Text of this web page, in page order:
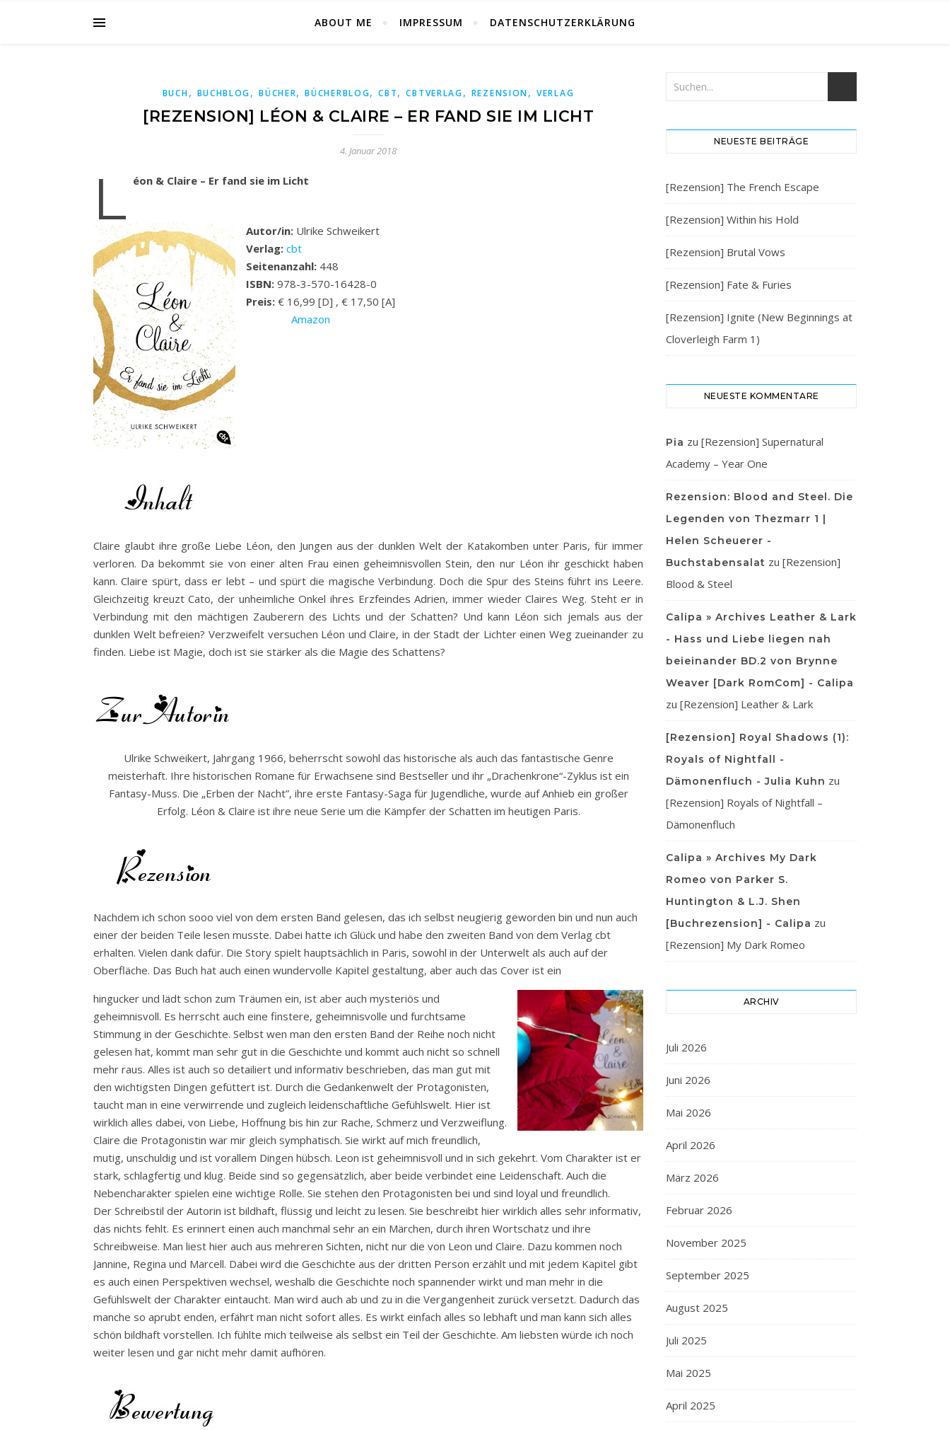
ABOUT ME IMPRESSUM DATENSCHUTZERKLÄRUNG
BUCH, BUCHBLOG,BÜCHER,BÜCHERBLOG,CBT,CBTVERLAG, REZENSION,VERLAG
[REZENSION] LÉON & CLAIRE – ER FAND SIE IM LICHT
4. Januar 2018
L éon & Claire – Er fand sie im Licht
Autor/in: Ulrike Schweikert
Verlag: cbt
Seitenanzahl: 448
ISBN: 978-3-570-16428-0
Preis: € 16,99 [D] , € 17,50 [A]
Amazon
Claire glaubt ihre große Liebe Léon, den Jungen aus der dunklen Welt der Katakomben unter Paris, für immer
verloren. Da bekommt sie von einer alten Frau einen geheimnisvollen Stein, den nur Léon ihr geschickt haben
kann. Claire spürt, dass er lebt – und spürt die magische Verbindung. Doch die Spur des Steins führt ins Leere.
Gleichzeitig kreuzt Cato, der unheimliche Onkel ihres Erzfeindes Adrien, immer wieder Claires Weg. Steht er in
Verbindung mit den mächtigen Zauberern des Lichts und der Schatten? Und kann Léon sich jemals aus der
dunklen Welt befreien? Verzweifelt versuchen Léon und Claire, in der Stadt der Lichter einen Weg zueinander zu
finden. Liebe ist Magie, doch ist sie stärker als die Magie des Schattens?
Ulrike Schweikert, Jahrgang 1966, beherrscht sowohl das historische als auch das fantastische Genre
meisterhaft. Ihre historischen Romane für Erwachsene sind Bestseller und ihr „Drachenkrone“-Zyklus ist ein
Fantasy-Muss. Die „Erben der Nacht”, ihre erste Fantasy-Saga für Jugendliche, wurde auf Anhieb ein großer
Erfolg. Léon & Claire ist ihre neue Serie um die Kämpfer der Schatten im heutigen Paris.
Nachdem ich schon sooo viel von dem ersten Band gelesen, das ich selbst neugierig geworden bin und nun auch
einer der beiden Teile lesen musste. Dabei hatte ich Glück und habe den zweiten Band von dem Verlag cbt
erhalten. Vielen dank dafür. Die Story spielt hauptsächlich in Paris, sowohl in der Unterwelt als auch auf der
Oberfläche. Das Buch hat auch einen wundervolle Kapitel gestaltung, aber auch das Cover ist ein
hingucker und lädt schon zum Träumen ein, ist aber auch mysteriös und
geheimnisvoll. Es herrscht auch eine finstere, geheimnisvolle und furchtsame
Stimmung in der Geschichte. Selbst wen man den ersten Band der Reihe noch nicht
gelesen hat, kommt man sehr gut in die Geschichte und kommt auch nicht so schnell
mehr raus. Alles ist auch so detailiert und informativ beschrieben, das man gut mit
den wichtigsten Dingen gefüttert ist. Durch die Gedankenwelt der Protagonisten,
taucht man in eine verwirrende und zugleich leidenschaftliche Gefühlswelt. Hier ist
wirklich alles dabei, von Liebe, Hoffnung bis hin zur Rache, Schmerz und Verzweiflung.
Claire die Protagonistin war mir gleich symphatisch. Sie wirkt auf mich freundlich,
mutig, unschuldig und ist vorallem Dingen hübsch. Leon ist geheimnisvoll und in sich gekehrt. Vom Charakter ist er
stark, schlagfertig und klug. Beide sind so gegensätzlich, aber beide verbindet eine Leidenschaft. Auch die
Nebencharakter spielen eine wichtige Rolle. Sie stehen den Protagonisten bei und sind loyal und freundlich.
Der Schreibstil der Autorin ist bildhaft, flüssig und leicht zu lesen. Sie beschreibt hier wirklich alles sehr informativ,
das nichts fehlt. Es erinnert einen auch manchmal sehr an ein Märchen, durch ihren Wortschatz und ihre
Schreibweise. Man liest hier auch aus mehreren Sichten, nicht nur die von Leon und Claire. Dazu kommen noch
Jannine, Regina und Marcell. Dabei wird die Geschichte aus der dritten Person erzählt und mit jedem Kapitel gibt
es auch einen Perspektiven wechsel, weshalb die Geschichte noch spannender wirkt und man mehr in die
Gefühlswelt der Charakter eintaucht. Man wird auch ab und zu in die Vergangenheit zurück versetzt. Dadurch das
manche so aprubt enden, erfährt man nicht sofort alles. Es wirkt einfach alles so lebhaft und man kann sich alles
schön bildhaft vorstellen. Ich fühlte mich teilweise als selbst ein Teil der Geschichte. Am liebsten würde ich noch
weiter lesen und gar nicht mehr damit aufhören.
NEUESTE BEITRÄGE
[Rezension] The French Escape
[Rezension] Within his Hold
[Rezension] Brutal Vows
[Rezension] Fate & Furies
[Rezension] Ignite (New Beginnings at
Cloverleigh Farm 1)
NEUESTE KOMMENTARE
Pia zu [Rezension] Supernatural
Academy – Year One
Rezension: Blood and Steel. Die
Legenden von Thezmarr 1 |
Helen Scheuerer -
Buchstabensalat zu [Rezension]
Blood & Steel
Calipa » Archives Leather & Lark
- Hass und Liebe liegen nah
beieinander BD.2 von Brynne
Weaver [Dark RomCom] - Calipa
zu [Rezension] Leather & Lark
[Rezension] Royal Shadows (1):
Royals of Nightfall -
Dämonenfluch - Julia Kuhn zu
[Rezension] Royals of Nightfall –
Dämonenfluch
Calipa » Archives My Dark
Romeo von Parker S.
Huntington & L.J. Shen
[Buchrezension] - Calipa zu
[Rezension] My Dark Romeo
ARCHIV
Juli 2026
Juni 2026
Mai 2026
April 2026
März 2026
Februar 2026
November 2025
September 2025
August 2025
Juli 2025
Mai 2025
April 2025